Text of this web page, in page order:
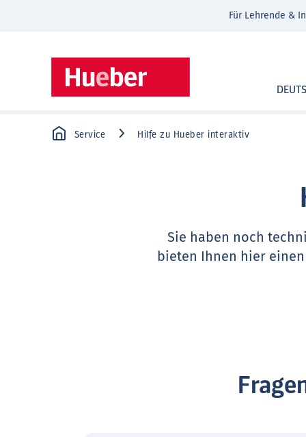
Für Lehrende &
Service Hilfe zu Hueber interaktiv
Sie haben noch
bieten Ihnen hier